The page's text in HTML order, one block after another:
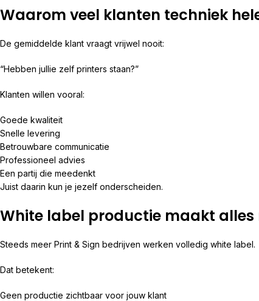
Waarom veel klanten techniek
De gemiddelde klant vraagt vrijwel nooit:
“Hebben jullie zelf printers staan?”
Klanten willen vooral:
Goede kwaliteit
Snelle levering
Betrouwbare communicatie
Professioneel advies
Een partij die meedenkt
Juist daarin kun je jezelf onderscheiden.
White label productie maakt alles
Steeds meer Print & Sign bedrijven werken volledig white label.
Dat betekent:
Geen productie zichtbaar voor jouw klant